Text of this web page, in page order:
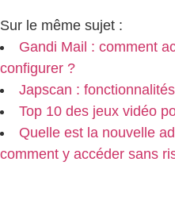
Sur le même sujet :
Gandi Mail : comment
configurer ?
Japscan :
Top 10 des jeux vidéo
Quelle est la nouvelle
comment y accéder sans